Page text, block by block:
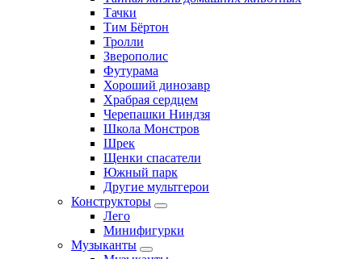
Тачки
Тим Бёртон
Тролли
Зверополис
Футурама
Хороший динозавр
Храбрая сердцем
Черепашки Ниндзя
Школа Монстров
Шрек
Щенки спасатели
Южный парк
Другие мультгерои
Конструкторы
Лего
Минифигурки
Музыканты